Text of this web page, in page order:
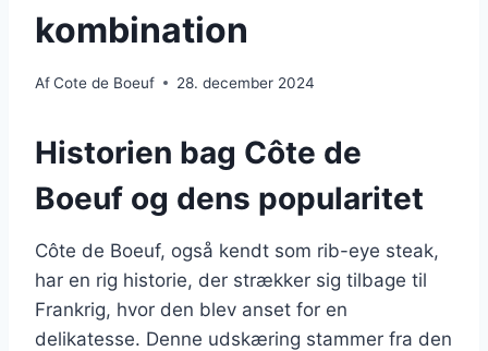
kombination
AfCote de Boeuf 28. december 2024
Historien bag Côte de
Boeuf og dens popularitet
Côte de Boeuf, også kendt som rib-eye steak,
har en rig historie, der strækker sig tilbage til
Frankrig, hvor den blev anset for en
delikatesse. Denne udskæring stammer fra den